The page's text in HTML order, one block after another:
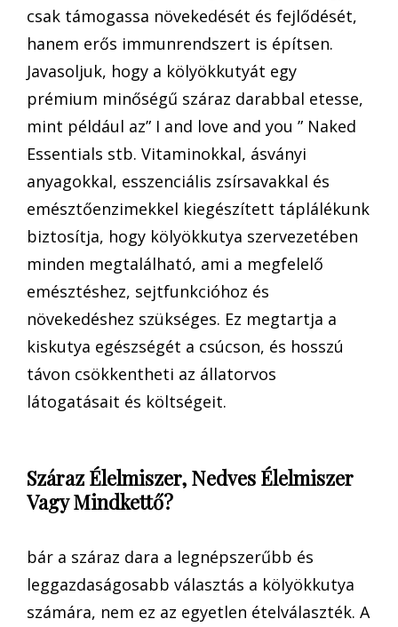
csak támogassa növekedését és fejlődését,
hanem erős immunrendszert is építsen.
Javasoljuk, hogy a kölyökkutyát egy
prémium minőségű száraz darabbal etesse,
mint például az” I and love and you ” Naked
Essentials stb. Vitaminokkal, ásványi
anyagokkal, esszenciális zsírsavakkal és
emésztőenzimekkel kiegészített táplálékunk
biztosítja, hogy kölyökkutya szervezetében
minden megtalálható, ami a megfelelő
emésztéshez, sejtfunkcióhoz és
növekedéshez szükséges. Ez megtartja a
kiskutya egészségét a csúcson, és hosszú
távon csökkentheti az állatorvos
látogatásait és költségeit.
Száraz Élelmiszer, Nedves Élelmiszer
Vagy Mindkettő?
bár a száraz dara a legnépszerűbb és
leggazdaságosabb választás a kölyökkutya
számára, nem ez az egyetlen ételválaszték. A